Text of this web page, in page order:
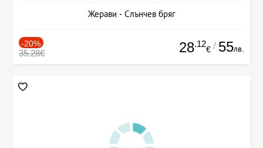
Жерави - Слънчев бряг
-20%
35.28€ 28.12
€ / 55лв.